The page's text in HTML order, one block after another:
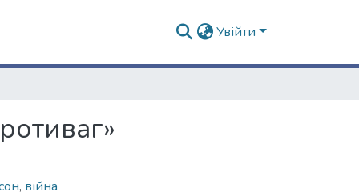
Увійти
, війна